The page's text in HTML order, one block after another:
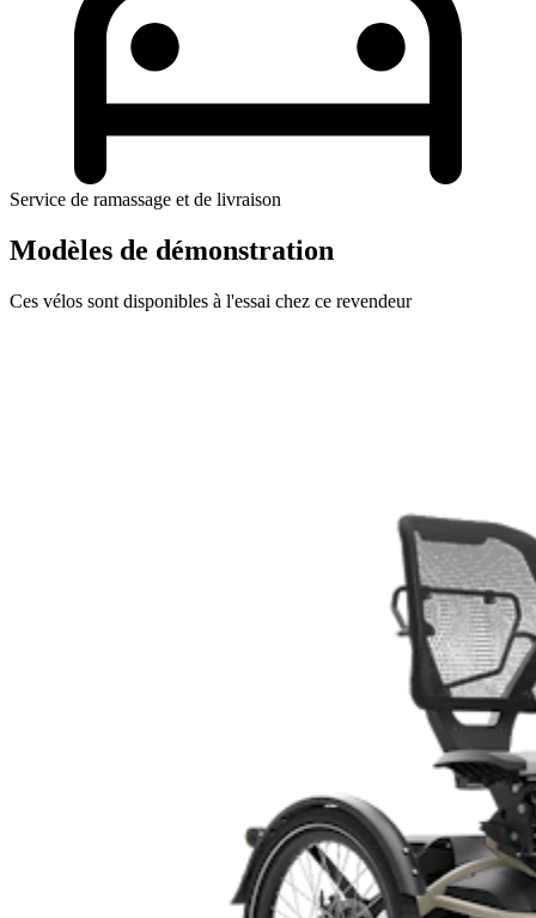
Service de ramassage et de livraison
Modèles de démonstration
Ces vélos sont disponibles à l'essai chez ce revendeur